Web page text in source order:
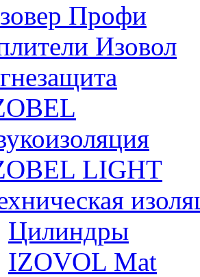
Профи
Изовол
LIGHT
Цилиндры
IZOVOL Mat